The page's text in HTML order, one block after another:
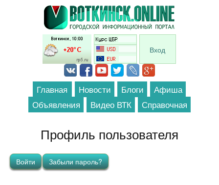
Перейти к основному содержанию
Вход
Главная Новости Блоги
Афиша
Объявления
Видео ВТК Справочная
Профиль пользователя
Главные вкладки
Войти(активная вкладка)
Забыли пароль?